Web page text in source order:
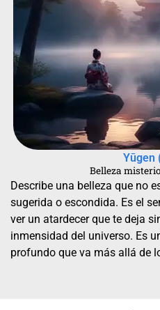
Yūgen
Belleza
Describe una belleza que no
sugerida o escondida. Es el
ver un atardecer que te deja
inmensidad del universo. Es
profundo que va más allá de